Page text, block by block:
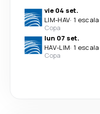
vie 04 set.
LIM-HAV· 1 escala
Copa
lun 07 set.
HAV-LIM· 1 escala
Copa